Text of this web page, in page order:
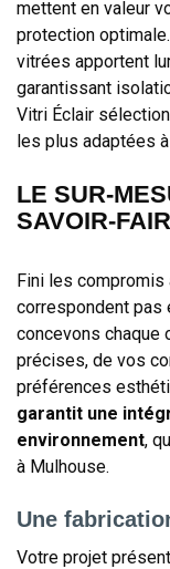
mettent en valeur
protection
vitrées apportent
garantissant
Vitri Éclair
les plus adaptées
LE SUR-
SAVOIR-
Fini les
correspondent pas
concevons chaque
précises, de vos
préférences
garantit une
environnement,
à Mulhouse.
Une
Votre projet